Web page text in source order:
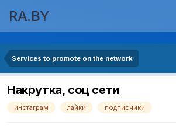
RA.BY
Services to promote on the network
Накрутка, соц сети
инстаграм лайки подписчики